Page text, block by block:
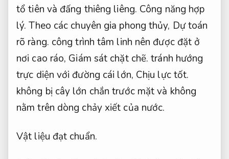
tổ tiên và đấng thiêng liêng. Công năng hợp
lý. Theo các chuyên gia phong thủy, Dự toán
rõ ràng. công trình tâm linh nên được đặt ở
nơi cao ráo, Giám sát chặt chẽ. tránh hướng
trực diện với đường cái lớn, Chịu lực tốt.
không bị cây lớn chắn trước mặt và không
nằm trên dòng chảy xiết của nước.
Vật liệu đạt chuẩn.